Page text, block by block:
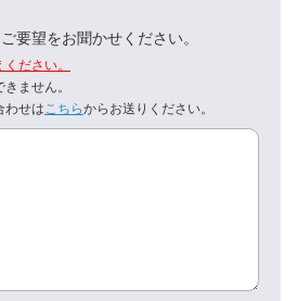
要望をお聞かせください。
ださい。
ません。
わせは こちらからお送りください。